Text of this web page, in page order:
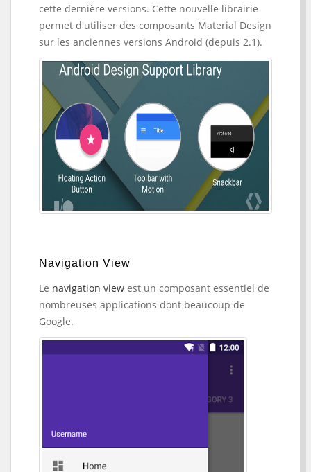
cette dernière versions. Cette nouvelle librairie
permet d'utiliser des composants Material Design
sur les anciennes versions Android (depuis 2.1).
Navigation View
Le navigation view est un composant essentiel de
nombreuses applications dont beaucoup de
Google.